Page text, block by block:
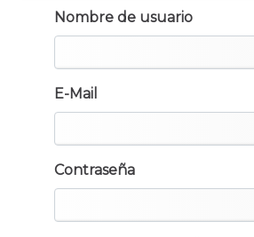
Nombre de usuario
E-Mail
Contraseña